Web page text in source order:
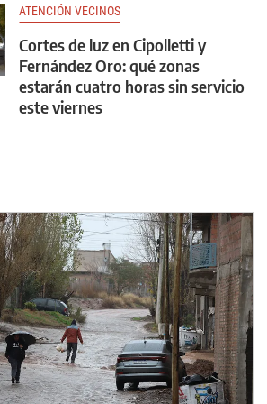
ATENCIÓN VECINOS
Cortes de luz en Cipolletti y
Fernández Oro: qué zonas
estarán cuatro horas sin servicio
este viernes